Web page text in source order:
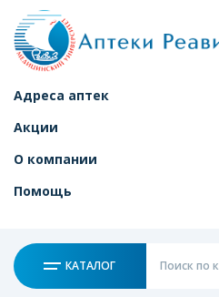
Адреса аптек
Акции
О компании
Помощь
КАТАЛОГ